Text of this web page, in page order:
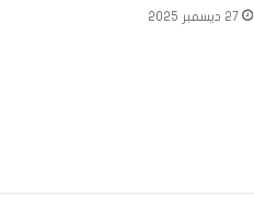
27 ديسمبر 2025